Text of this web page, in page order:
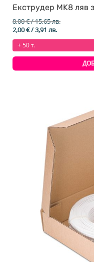
Екструдер MK8 ляв
8,00€/ 15,65 лв.
Original
price
was:
8,00 €
15,65 лв..
2,00€/ 3,91 лв.Текущата
цена
2,00 €
3,91 лв..
+ 50 т.